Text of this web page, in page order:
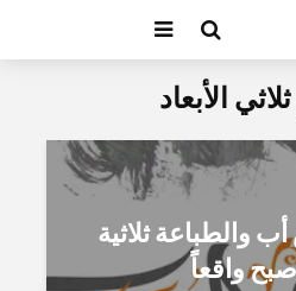
الأبعاد
والطباعة ثلاثية
واقعاً